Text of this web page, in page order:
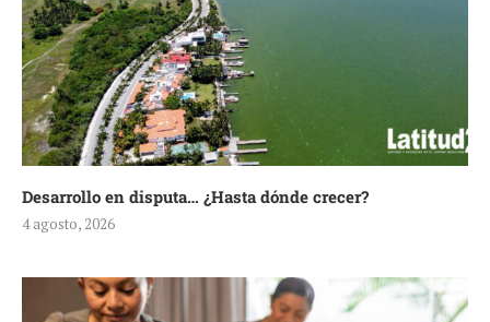
Desarrollo en disputa… ¿Hasta dónde crecer?
4 agosto, 2026